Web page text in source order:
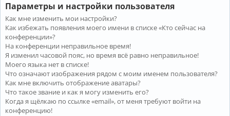
Параметры и настройки пользователя
Как мне изменить мои настройки?
Как избежать появления моего имени в списке «Кто сейчас на
конференции»?
На конференции неправильное время!
Я изменил часовой пояс, но время всё равно неправильное!
Моего языка нет в списке!
Что означают изображения рядом с моим именем пользователя?
Как мне включить отображение аватары?
Что такое звание и как я могу изменить его?
Когда я щёлкаю по ссылке «email», от меня требуют войти на
конференцию!